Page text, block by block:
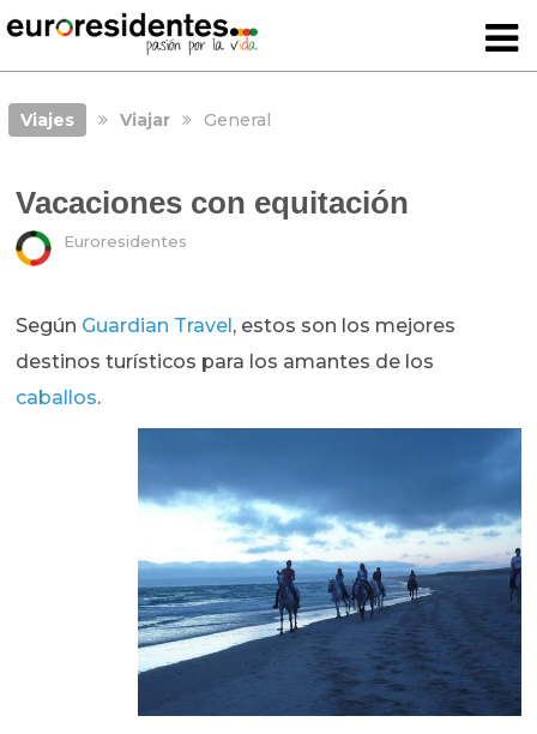
Viajes Viajar General
Vacaciones con equitación
Euroresidentes
Según Guardian Travel , estos son los mejores
destinos turísticos para los amantes de los
caballos.